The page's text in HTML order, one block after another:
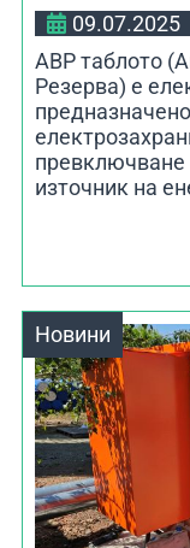
09.07.2025
АВР таблото
Резерва) е
превключване
източник на
Новини